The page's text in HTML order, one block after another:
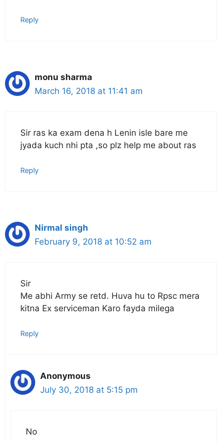
Reply
monu sharma
March 16, 2018 at 11:41 am
Sir ras ka exam dena h Lenin isle bare me
jyada kuch nhi pta ,so plz help me about ras
Reply
Nirmal singh
February 9, 2018 at 10:52 am
Sir
Me abhi Army se retd. Huva hu to Rpsc mera
kitna Ex serviceman Karo fayda milega
Reply
Anonymous
July 30, 2018 at 5:15 pm
No